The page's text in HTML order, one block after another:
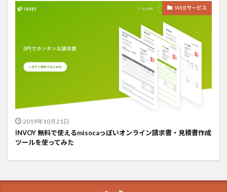
WEBサービス
2019年10月21日
INVOY 無料で使えるmisocaっぽいオンライン請求書・見積書作成
ツールを使ってみた